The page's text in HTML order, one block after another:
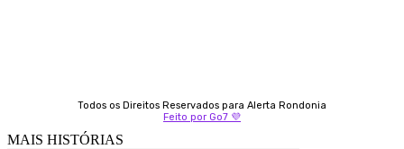
Todos os Direitos Reservados para Alerta Rondonia
Feito por Go7 💜
MAIS HISTÓRIAS